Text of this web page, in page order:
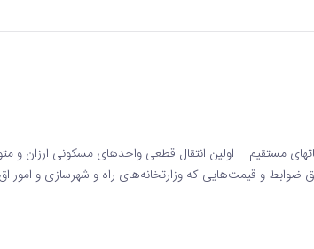
مستقیم ماده 69 قانون مالیاتهای مستقیم – اولین انتقال قطعی واحدهای مسکونی
و ‌قیمت‌هایی که وزارتخانه‌های راه و شهرسازی و امور